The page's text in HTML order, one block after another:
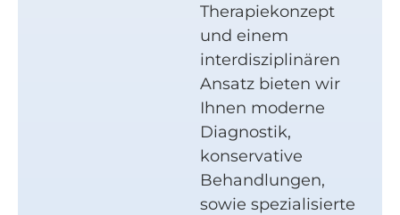
Therapiekonzept
und einem
interdisziplinären
Ansatz bieten wir
Ihnen moderne
Diagnostik,
konservative
Behandlungen,
sowie spezialisierte